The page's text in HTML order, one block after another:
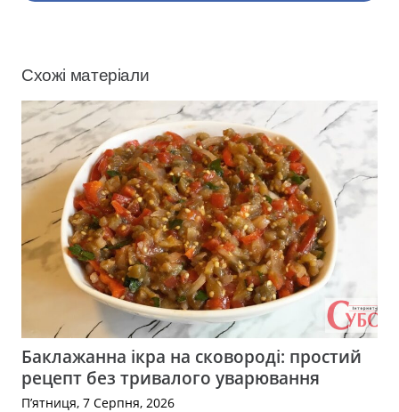
Схожі матеріали
Баклажанна ікра на сковороді: простий
рецепт без тривалого уварювання
П’ятниця, 7 Серпня, 2026